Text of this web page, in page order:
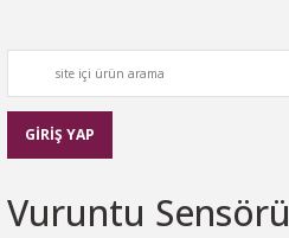
GİRİŞ YAP
Vuruntu Sensörü